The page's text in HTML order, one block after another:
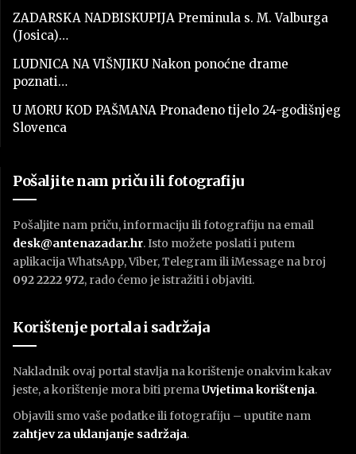
ZADARSKA NADBISKUPIJA Preminula s. M. Valburga
(Josica)…
LUDNICA NA VIŠNJIKU Nakon ponoćne drame
poznati…
U MORU KOD PAŠMANA Pronađeno tijelo 24-godišnjeg
Slovenca
Pošaljite nam priču ili fotografiju
Pošaljite nam priču, informaciju ili fotografiju na email
desk@antenazadar.hr. Isto možete poslati i putem
aplikacija WhatsApp, Viber, Telegram ili iMessage na broj
092 2222 972, rado ćemo je istražiti i objaviti.
Korištenje portala i sadržaja
Nakladnik ovaj portal stavlja na korištenje onakvim kakav
jeste, a korištenje mora biti premaUvjetima korištenja.
Objavili smo vaše podatke ili fotografiju – uputite nam
zahtjev za uklanjanje sadržaja.